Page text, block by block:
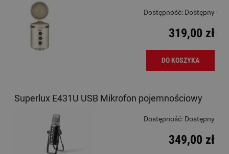
Dostępność: Dostępny
319,00 zł
DO KOSZYKA
Superlux E431U USB Mikrofon pojemnościowy
Dostępność: Dostępny
349,00 zł